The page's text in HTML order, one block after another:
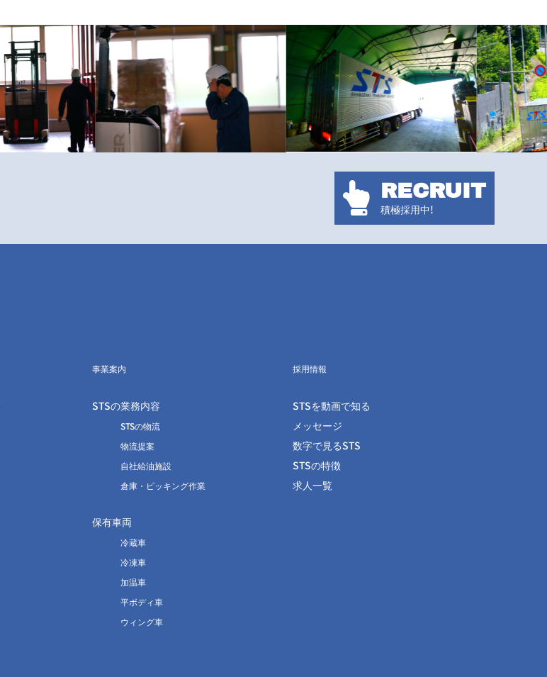
 RECRUIT
積極採用中!
事業案内
STSの業務内容
STSの物流
物流提案
自社給油施設
倉庫・ピッキング作業
保有車両
冷蔵車
冷凍車
加温車
平ボディ車
ウィング車
採用情報
STSを動画で知る
メッセージ
数字で見るSTS
STSの特徴
求人一覧